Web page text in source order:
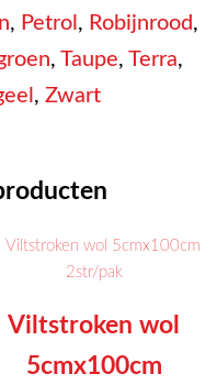
, Petrol , Robijnrood,
,Taupe,Terra,
,Zwart
Viltstroken wol
5cmx100cm